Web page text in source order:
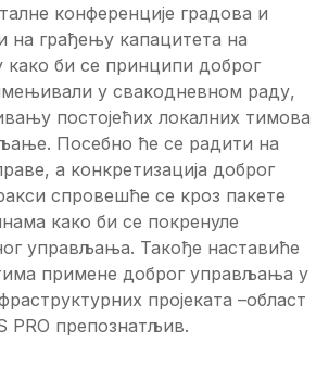
конференције градова и
на грађењу капацитета на
како би се принципи доброг
у свакодневном раду,
постојећих локалних тимова
Посебно ће се радити на
а конкретизација доброг
спровешће се кроз пакете
како би се покренуле
управљања. Такође наставиће
примене доброг управљања у
пројеката –област
PRO препознатљив.